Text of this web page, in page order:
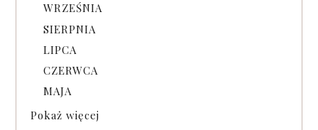
WRZEŚNIA
SIERPNIA
LIPCA
CZERWCA
MAJA
Pokaż więcej